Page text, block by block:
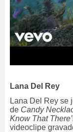
Lana Del Rey
Lana Del Rey se
de Candy
Know That
videoclipe